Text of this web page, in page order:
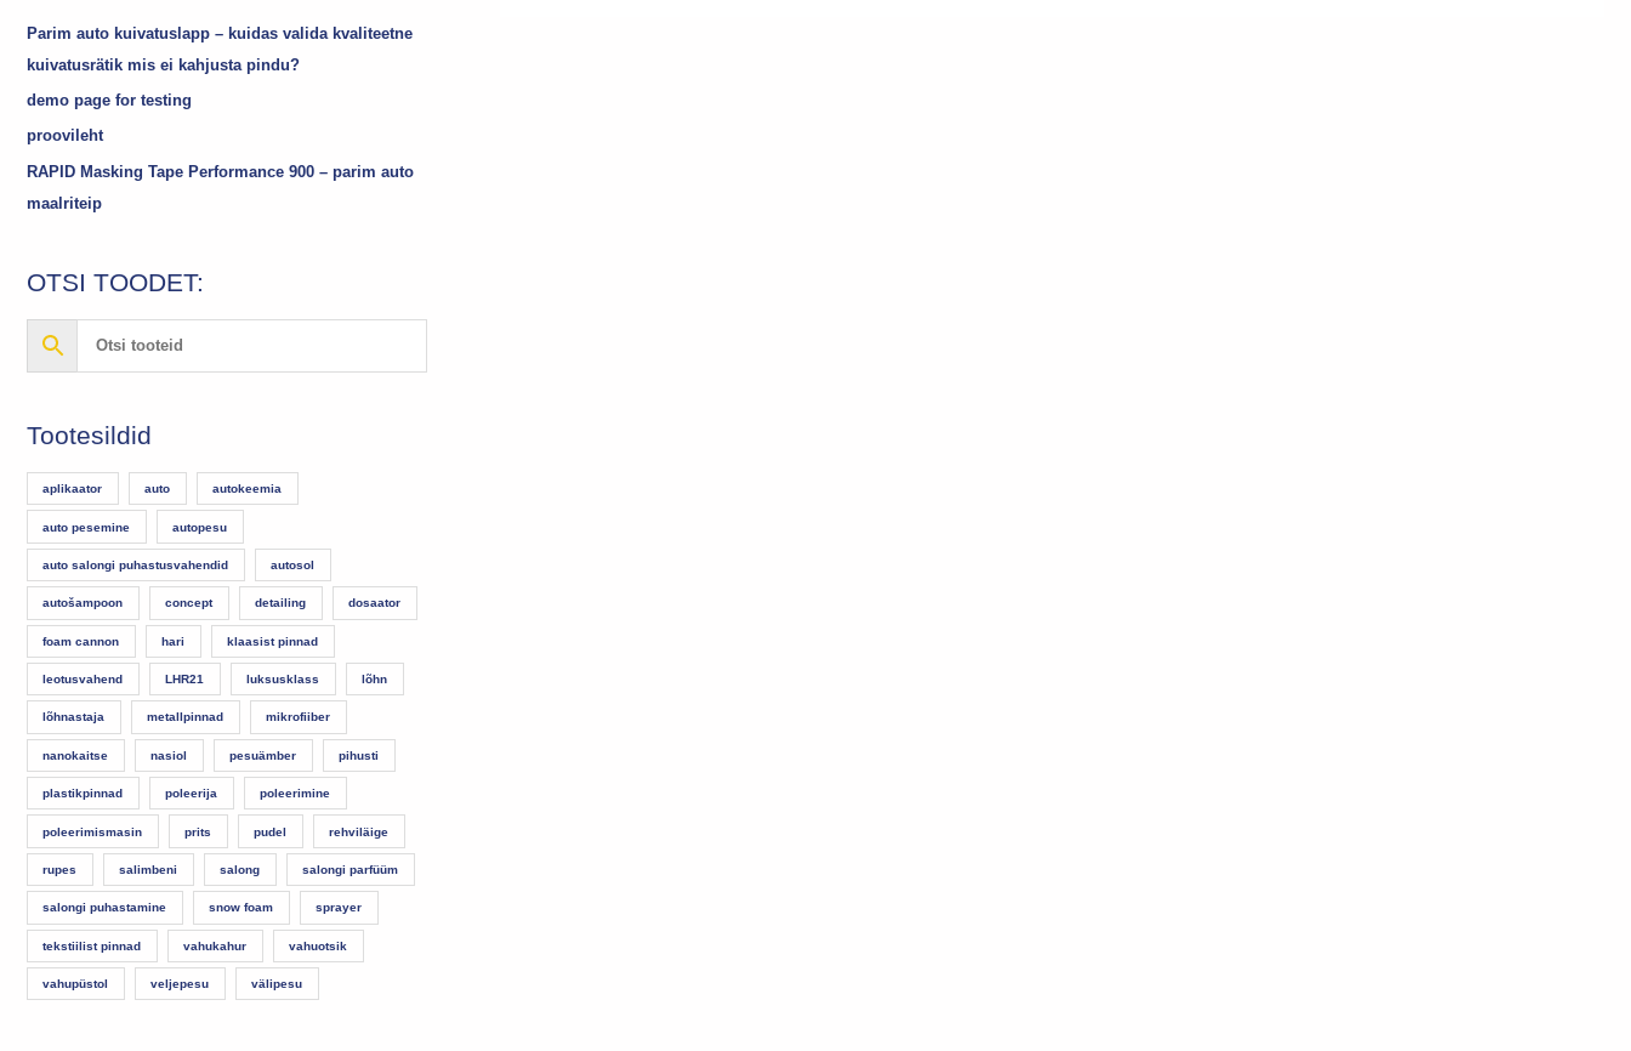
Parim auto kuivatuslapp – kuidas valida kvaliteetne
kuivatusrätik mis ei kahjusta pindu?
demo page for testing
proovileht
RAPID Masking Tape Performance 900 – parim auto
maalriteip
OTSI TOODET:
Tootesildid
aplikaator auto autokeemia
auto pesemine autopesu
auto salongi puhastusvahendid autosol
autošampoon concept detailing dosaator
foam cannon hari klaasist pinnad
leotusvahend LHR21 luksusklass lõhn
lõhnastaja metallpinnad mikrofiiber
nanokaitse nasiol pesuämber pihusti
plastikpinnad poleerija poleerimine
poleerimismasin prits pudel rehviläige
rupes salimbeni salong salongi parfüüm
salongi puhastamine snow foam sprayer
tekstiilist pinnad vahukahur vahuotsik
vahupüstol veljepesu välipesu